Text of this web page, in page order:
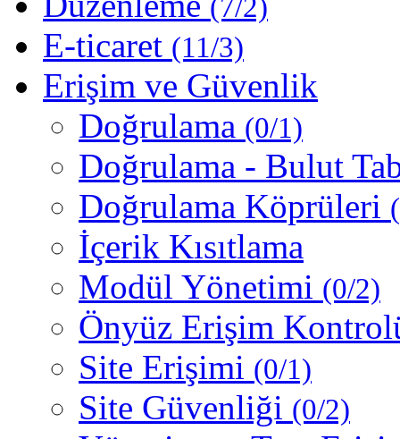
(7/2)
E-ticaret (11/3)
Erişim ve Güvenlik
Doğrulama (0/1)
Doğrulama - Bulut
Doğrulama Köprüleri
İçerik Kısıtlama
Modül Yönetimi (0/2)
Önyüz Erişim
Site Erişimi (0/1)
Site Güvenliği (0/2)